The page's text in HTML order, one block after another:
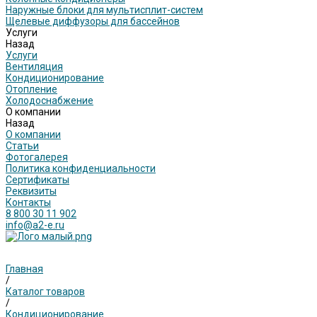
Наружные блоки для мультисплит-систем
Щелевые диффузоры для бассейнов
Услуги
Назад
Услуги
Вентиляция
Кондиционирование
Отопление
Холодоснабжение
О компании
Назад
О компании
Статьи
Фотогалерея
Политика конфиденциальности
Сертификаты
Реквизиты
Контакты
8 800 30 11 902
info@a2-e.ru
Главная
/
Каталог товаров
/
Кондиционирование